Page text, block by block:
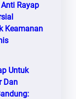
Rayap
Keamanan
Untuk
Dan